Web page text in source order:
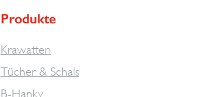
Produkte
Krawatten
Tücher & Schals
B-Hanky